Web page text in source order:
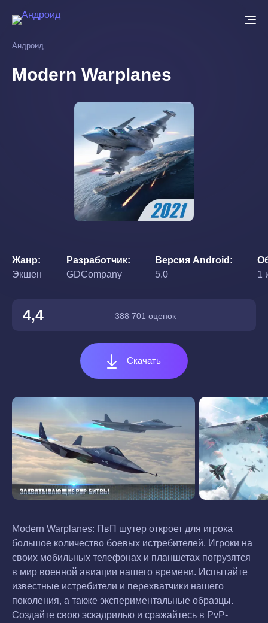
основному
Андроид
Modern Warplanes
Жанр
Экшен
Разработчик
GDCompany
Версия Android
5.0
1
4,4 388 701 оценок
Скачать
Modern Warplanes: ПвП шутер откроет для игрока
большое количество боевых истребителей. Игроки на
своих мобильных телефонах и планшетах погрузятся
в мир военной авиации нашего времени. Испытайте
известные истребители и перехватчики нашего
поколения, а также экспериментальные образцы.
Создайте свою эскадрилью и сражайтесь в PvP-